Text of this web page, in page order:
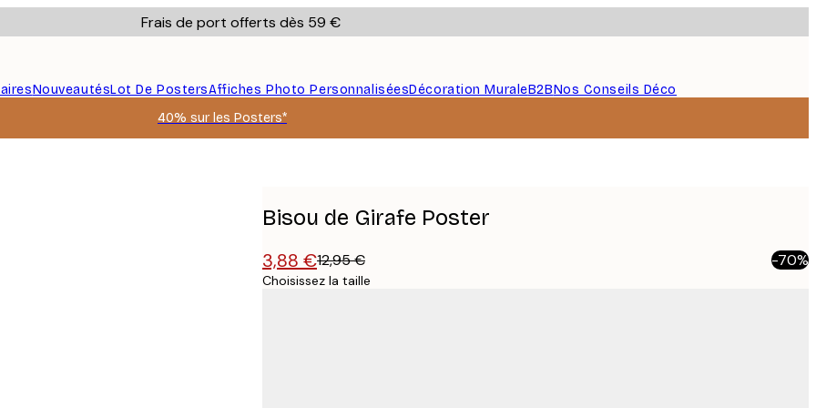
Frais de port offerts dès 59 €
NouveautésLot De PostersAffiches Photo PersonnaliséesDécoration MuraleB2BNos Conseils Déco
40% sur les Posters*
Bisou de Girafe Poster
3,88 €12,95 € -70%
Choisissez la taille